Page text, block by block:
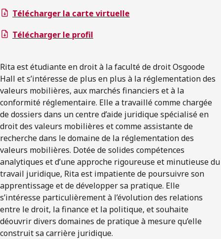
Télécharger la carte virtuelle
Télécharger le profil
Rita est étudiante en droit à la faculté de droit Osgoode
Hall et s’intéresse de plus en plus à la réglementation des
valeurs mobilières, aux marchés financiers et à la
conformité réglementaire. Elle a travaillé comme chargée
de dossiers dans un centre d’aide juridique spécialisé en
droit des valeurs mobilières et comme assistante de
recherche dans le domaine de la réglementation des
valeurs mobilières. Dotée de solides compétences
analytiques et d’une approche rigoureuse et minutieuse du
travail juridique, Rita est impatiente de poursuivre son
apprentissage et de développer sa pratique. Elle
s’intéresse particulièrement à l’évolution des relations
entre le droit, la finance et la politique, et souhaite
déouvrir divers domaines de pratique à mesure qu’elle
construit sa carrière juridique.